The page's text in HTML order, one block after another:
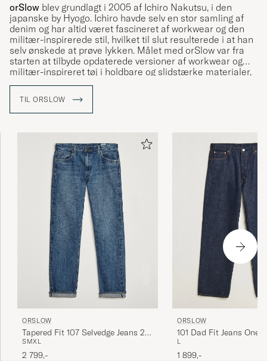
orSlow blev grundlagt i 2005 af Ichiro Nakutsu, i den
japanske by Hyogo. Ichiro havde selv en stor samling af
denim og har altid været fascineret af workwear og den
militær-inspirerede stil, hvilket til slut resulterede i at han
selv ønskede at prøve lykken. Målet med orSlow var fra
starten at tilbyde opdaterede versioner af workwear og
militær-inspireret tøj i holdbare og slidstærke materialer,
ikke baseret på forbigående trends og kollektionerne
består hovedsageligt af jeans, skjorter og jakker.
TIL ORSLOW
ORSLOW
Tapered Fit 107 Selvedge Jeans 2
Year Wash
SMXL
2 799,-
ORSLOW
101 Dad Fit Jeans One
L
1 899,-